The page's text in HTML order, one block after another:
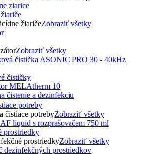
žiaričeZobraziť všetky
Zobraziť všetky
čističky
čistenie a dezinfekciu
potreby
čistiace potrebyZobraziť všetky
prostriedky
prostriedkyZobraziť všetky